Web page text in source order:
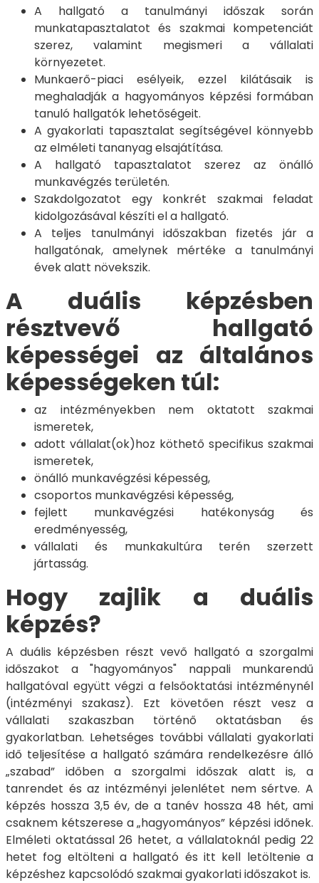
A hallgató a tanulmányi időszak során
munkatapasztalatot és szakmai kompetenciát
szerez, valamint megismeri a vállalati
környezetet.
Munkaerő-piaci esélyeik, ezzel kilátásaik is
meghaladják a hagyományos képzési formában
tanuló hallgatók lehetőségeit.
A gyakorlati tapasztalat segítségével könnyebb
az elméleti tananyag elsajátítása.
A hallgató tapasztalatot szerez az önálló
munkavégzés területén.
Szakdolgozatot egy konkrét szakmai feladat
kidolgozásával készíti el a hallgató.
A teljes tanulmányi időszakban fizetés jár a
hallgatónak, amelynek mértéke a tanulmányi
évek alatt növekszik.
A duális képzésben
résztvevő hallgató
képességei az általános
képességeken túl:
az intézményekben nem oktatott szakmai
ismeretek,
adott vállalat(ok)hoz köthető specifikus szakmai
ismeretek,
önálló munkavégzési képesség,
csoportos munkavégzési képesség,
fejlett munkavégzési hatékonyság és
eredményesség,
vállalati és munkakultúra terén szerzett
jártasság.
Hogy zajlik a duális
képzés?
A duális képzésben részt vevő hallgató a szorgalmi
időszakot a "hagyományos" nappali munkarendű
hallgatóval együtt végzi a felsőoktatási intézménynél
(intézményi szakasz). Ezt követően részt vesz a
vállalati szakaszban történő oktatásban és
gyakorlatban. Lehetséges további vállalati gyakorlati
idő teljesítése a hallgató számára rendelkezésre álló
„szabad” időben a szorgalmi időszak alatt is, a
tanrendet és az intézményi jelenlétet nem sértve. A
képzés hossza 3,5 év, de a tanév hossza 48 hét, ami
csaknem kétszerese a „hagyományos” képzési időnek.
Elméleti oktatással 26 hetet, a vállalatoknál pedig 22
hetet fog eltölteni a hallgató és itt kell letöltenie a
képzéshez kapcsolódó szakmai gyakorlati időszakot is.